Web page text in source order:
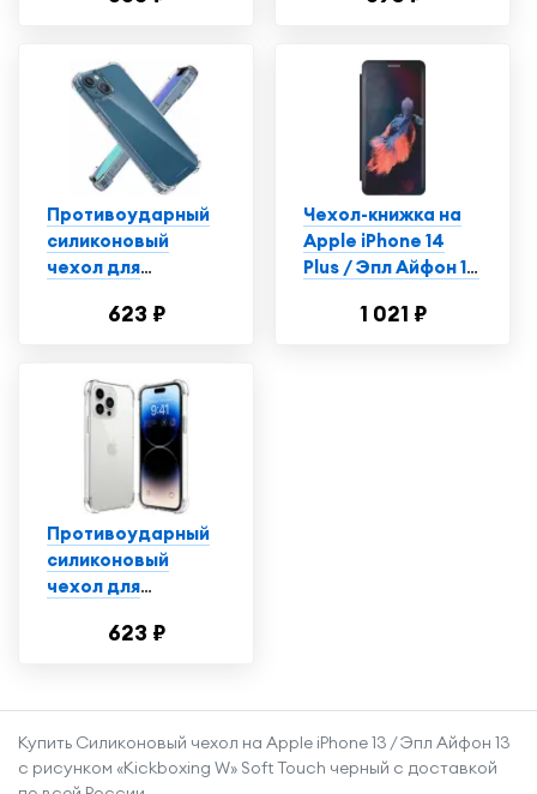
телефона Эпл
Айфон 14 Плюс с
защитой от
прилипания /
Прозрачный
Противоударный
силиконовый
чехол для
iPhone 14 Plus /
смартфона Эпл
Айфон 14 Плюс с
защитой углов /
Прозрачный
623 ₽
Чехол-книжка на
Apple iPhone 14
Plus / Эпл Айфон 14
"Красно-синяя
1 021 ₽
Противоударный
силиконовый
чехол для
iPhone 14 Pro /
смартфона Эпл
Айфон 14 Про с
защитой углов /
623 ₽
Купить Силиконовый чехол на Apple iPhone 13 / Эпл Айфон 13
с рисунком «Kickboxing W» Soft Touch черный с доставкой